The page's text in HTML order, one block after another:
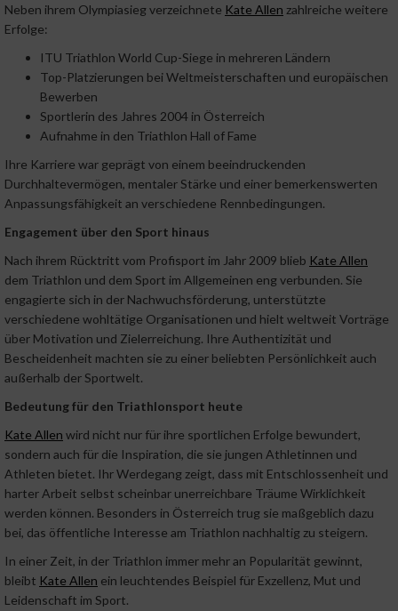
Neben ihrem Olympiasieg verzeichnete Kate Allen zahlreiche weitere
Erfolge:
ITU Triathlon World Cup-Siege in mehreren Ländern
Top-Platzierungen bei Weltmeisterschaften und europäischen
Bewerben
Sportlerin des Jahres 2004 in Österreich
Aufnahme in den Triathlon Hall of Fame
Ihre Karriere war geprägt von einem beeindruckenden
Durchhaltevermögen, mentaler Stärke und einer bemerkenswerten
Anpassungsfähigkeit an verschiedene Rennbedingungen.
Engagement über den Sport hinaus
Nach ihrem Rücktritt vom Profisport im Jahr 2009 blieb Kate Allen
dem Triathlon und dem Sport im Allgemeinen eng verbunden. Sie
engagierte sich in der Nachwuchsförderung, unterstützte
verschiedene wohltätige Organisationen und hielt weltweit Vorträge
über Motivation und Zielerreichung. Ihre Authentizität und
Bescheidenheit machten sie zu einer beliebten Persönlichkeit auch
außerhalb der Sportwelt.
Bedeutung für den Triathlonsport heute
Kate Allen wird nicht nur für ihre sportlichen Erfolge bewundert,
sondern auch für die Inspiration, die sie jungen Athletinnen und
Athleten bietet. Ihr Werdegang zeigt, dass mit Entschlossenheit und
harter Arbeit selbst scheinbar unerreichbare Träume Wirklichkeit
werden können. Besonders in Österreich trug sie maßgeblich dazu
bei, das öffentliche Interesse am Triathlon nachhaltig zu steigern.
In einer Zeit, in der Triathlon immer mehr an Popularität gewinnt,
bleibt Kate Allen ein leuchtendes Beispiel für Exzellenz, Mut und
Leidenschaft im Sport.